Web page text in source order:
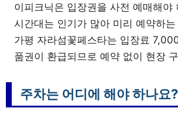
이피크닉은 입장권을 사전 예매해야
시간대는 인기가 많아 미리 예약하
가평 자라섬꽃페스타는 입장료
품권이 환급되므로 예약 없이 현장
주차는 어디에 해야 하나요?